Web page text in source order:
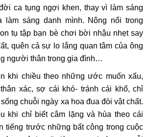
ca tụng ngợi khen, thay vì làm sáng
làm sáng danh mình. Nông nổi trong
tụ tập bạn bè chơi bời nhậu nhẹt say
quên cả sự lo lắng quan tâm của ông
người thân trong gia đình…
khi chiều theo những ước muốn xấu,
xác, sợ cái khó- tránh cái khổ, chỉ
chuỗi ngày xa hoa đua đòi vật chất.
khi chỉ biết câm lặng và hùa theo cái
tiếng trước những bất công trong cuộc